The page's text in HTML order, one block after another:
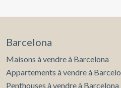
Barcelona
Maisons à vendre à Barcelona
Appartements à vendre à
Penthouses à vendre à Barcelona